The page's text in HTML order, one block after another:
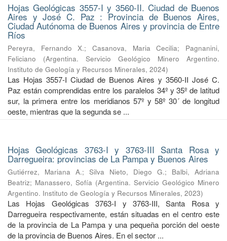
Hojas Geológicas 3557-I y 3560-II. Ciudad de Buenos
Aires y José C. Paz : Provincia de Buenos Aires,
Ciudad Autónoma de Buenos Aires y provincia de Entre
Ríos
Pereyra, Fernando X.;Casanova, Maria Cecilia; Pagnanini,
Feliciano
(Argentina. Servicio Geológico Minero Argentino.
Instituto de Geología y Recursos Minerales, 2024)
Las Hojas 3557-I Ciudad de Buenos Aires y 3560-II José C.
Paz están comprendidas entre los paralelos 34º y 35º de latitud
sur, la primera entre los meridianos 57º y 58º 30´ de longitud
oeste, mientras que la segunda se ...
Hojas Geológicas 3763-I y 3763-III Santa Rosa y
Darregueira: provincias de La Pampa y Buenos Aires
Gutiérrez, Mariana A.; Silva Nieto, Diego G.; Balbi, Adriana
Beatriz; Manassero, Sofía (Argentina. Servicio Geológico Minero
Argentino. Instituto de Geología y Recursos Minerales, 2023)
Las Hojas Geológicas 3763-I y 3763-III, Santa Rosa y
Darregueira respectivamente, están situadas en el centro este
de la provincia de La Pampa y una pequeña porción del oeste
de la provincia de Buenos Aires. En el sector ...